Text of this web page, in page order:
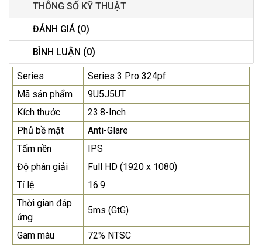
THÔNG SỐ KỸ THUẬT
ĐÁNH GIÁ (0)
BÌNH LUẬN (0)
Series
Series 3 Pro 324pf
Mã sản phẩm
9U5J5UT
Kích thước
23.8-Inch
Phủ bề mặt
Anti-Glare
Tấm nền
IPS
Độ phân giải
Full HD (1920 x 1080)
Tỉ lệ
16:9
Thời gian đáp
ứng
5ms (GtG)
Gam màu
72% NTSC